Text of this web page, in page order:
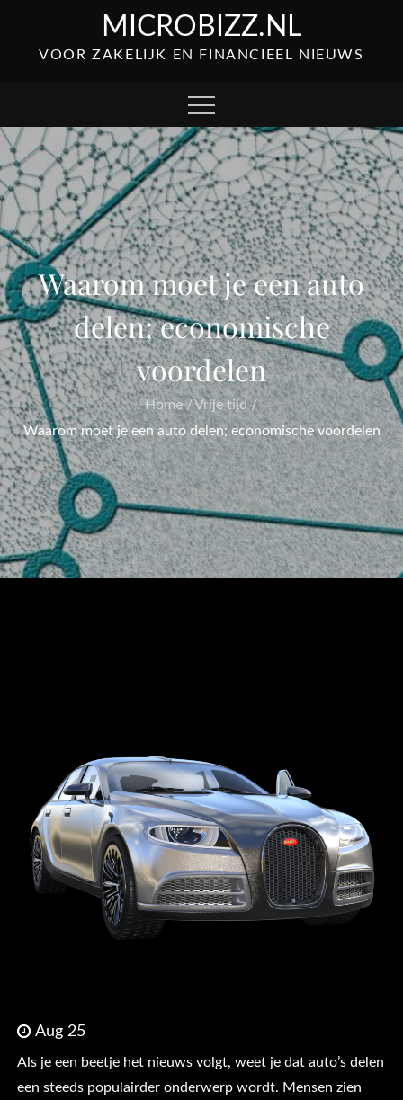
content
MICROBIZZ.NL
VOOR ZAKELIJK EN FINANCIEEL NIEUWS
Waarom moet je een auto
delen; economische
voordelen
Home
Vrije tijd
Waarom moet je een auto delen; economische voordelen
Aug 25
Als je een beetje het nieuws volgt, weet je dat auto’s delen
een steeds populairder onderwerp wordt. Mensen zien